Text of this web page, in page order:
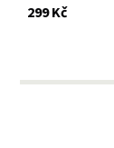
299 Kčs DPH